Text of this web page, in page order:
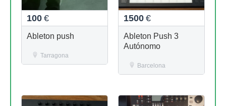
100 €
Ableton push
Tarragona
1500 €
Ableton Push 3
Autónomo
Barcelona